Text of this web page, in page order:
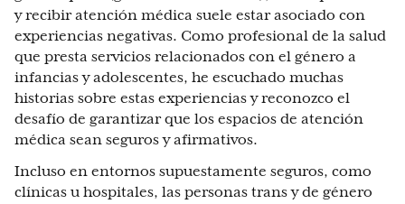
y recibir atención médica suele estar asociado con
experiencias negativas. Como profesional de la salud
que presta servicios relacionados con el género a
infancias y adolescentes, he escuchado muchas
historias sobre estas experiencias y reconozco el
desafío de garantizar que los espacios de atención
médica sean seguros y afirmativos.
Incluso en entornos supuestamente seguros, como
clínicas u hospitales, las personas trans y de género